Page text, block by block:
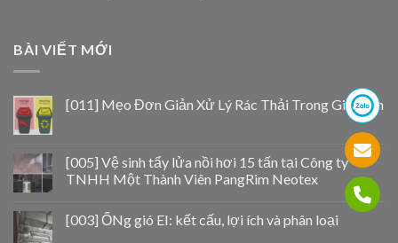
BÀI VIẾT MỚI
[011] Mẹo Đơn Giản Xử Lý Rác Thải Trong Gia Đình
[005] Vệ sinh tẩy lửa nồi hơi 15 tấn tại Công ty
TNHH Một Thành Viên PangRim Neotex
[003] ỐNg gió EI: kết cấu, lợi ích và phân loại